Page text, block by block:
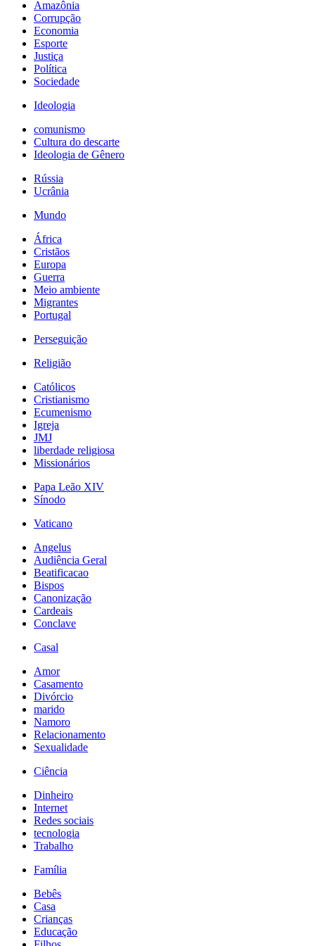
Amazônia
Corrupção
Economia
Esporte
Justiça
Política
Sociedade
Ideologia
comunismo
Cultura do descarte
Ideologia de Gênero
Rússia
Ucrânia
Mundo
África
Cristãos
Europa
Guerra
Meio ambiente
Migrantes
Portugal
Perseguição
Religião
Católicos
Cristianismo
Ecumenismo
Igreja
JMJ
liberdade religiosa
Missionários
Papa Leão XIV
Sínodo
Vaticano
Angelus
Audiência Geral
Beatificacao
Bispos
Canonização
Cardeais
Conclave
Casal
Amor
Casamento
Divórcio
marido
Namoro
Relacionamento
Sexualidade
Ciência
Dinheiro
Internet
Redes sociais
tecnologia
Trabalho
Família
Bebês
Casa
Crianças
Educação